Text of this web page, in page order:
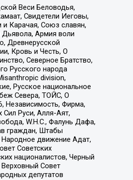
Веси Беловодья,
Свидетели Иеговы,
Карачая, Союз славян,
Армия воли
Древнерусской
Кровь и Честь, О
Северное Братство,
Русского народа
division,
Русское национальное
Севера, ТОЙС, О
Независимость, Фирма,
Руси, Алля-Аят,
W.H.С., Фалунь Дафа,
граждан, Штабы
Народное движение Адат,
Советских
националистов, Черный
Совет
депутатов